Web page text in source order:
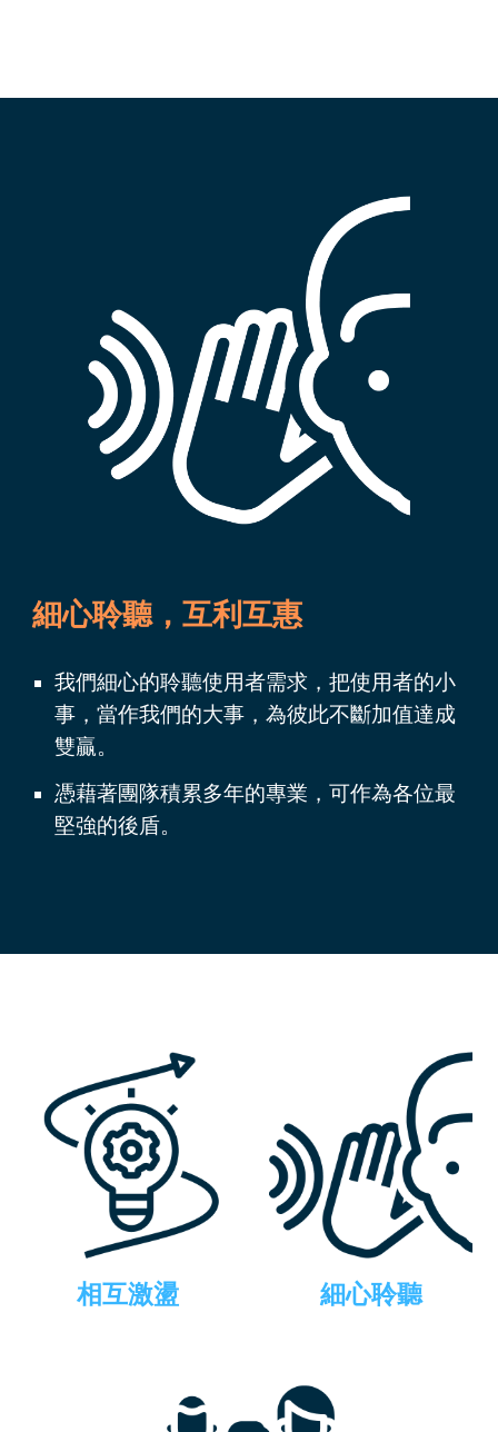
細心聆聽，互利互惠
我們細心的聆聽使用者需求，把使用者的小
事，當作我們的大事，為彼此不斷加值達成
雙贏。
憑藉著團隊積累多年的專業，可作為各位最
堅強的後盾。
相互激盪 細心聆聽